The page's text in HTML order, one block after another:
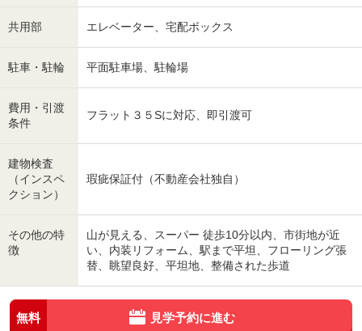
共用部 エレベーター、宅配ボックス
駐車・駐輪 平面駐車場、駐輪場
費用・引渡
条件
フラット３５Sに対応、即引渡可
建物検査
（インスペ
クション）
瑕疵保証付（不動産会社独自）
その他の特
徴
山が見える、スーパー 徒歩10分以内、市街地が近
い、内装リフォーム、駅まで平坦、フローリング張
替、眺望良好、平坦地、整備された歩道
無料 見学予約に進む